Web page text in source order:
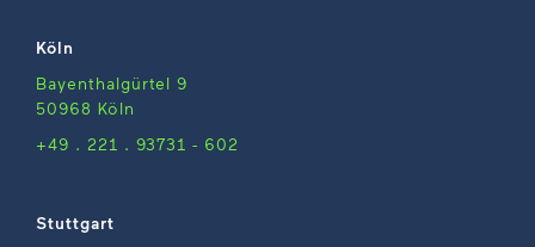
Köln
Bayenthalgürtel 9
50968 Köln
+49 . 221 . 93731 - 602
Stuttgart